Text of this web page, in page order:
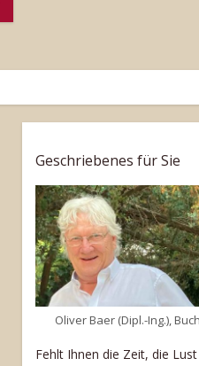
Geschriebenes für Sie
Oliver Baer (Dipl.-Ing.),
Fehlt Ihnen die Zeit, die